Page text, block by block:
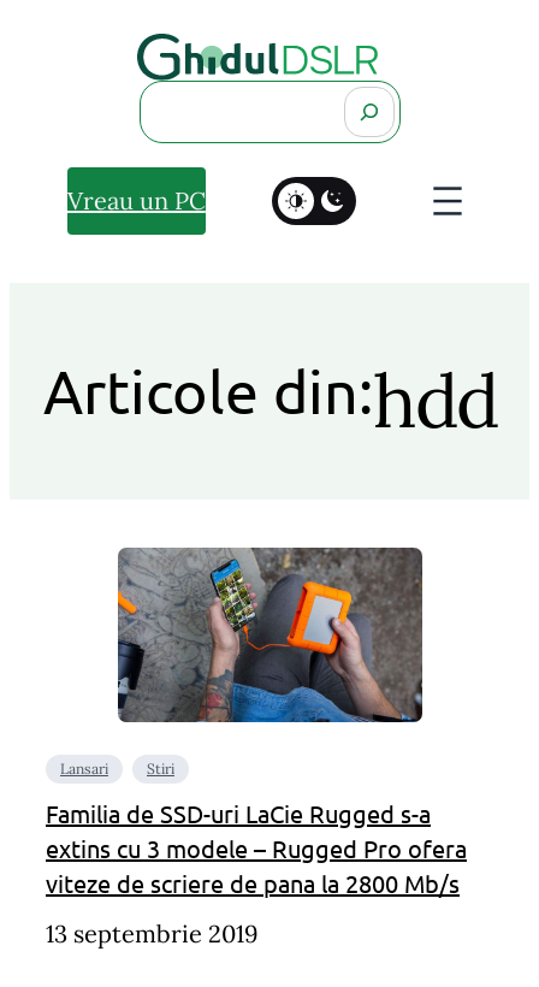
Search
Vreau un PC
Articole din:hdd
Lansari Stiri
Familia de SSD-uri LaCie Rugged s-a
extins cu 3 modele – Rugged Pro ofera
viteze de scriere de pana la 2800 Mb/s
13 septembrie 2019